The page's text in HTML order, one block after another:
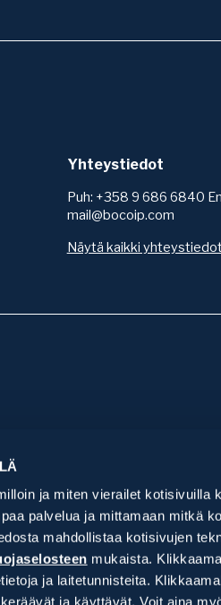
ja miten vierailet
palvelua ja mittamaan mitkä
mahdollistaa kotisivujen
mukaista.
ja laitetunnisteita.
ja käyttävät. Voit aina
Yhteystiedot
Puh: +358 9 686 6840
mail@bocoip.com
Näytä kaikki
Patentit
Teknologiakartoitus
Toimintavapauskartoitus
Uutuustutkimus ja
Tavaramerkit
Suojauspalvelut +
Suojan hakeminen ja
Verkkotunnus (Domain)
Mallisuoja
Hyödyllisyysmalli
Salkunhallinta ja valvonta
Salkunhallinta
IPR-vakuutus
Patenttien arvonmääritys
IP-lakipalvelut +
Sopimukset
Konsultaatio ja